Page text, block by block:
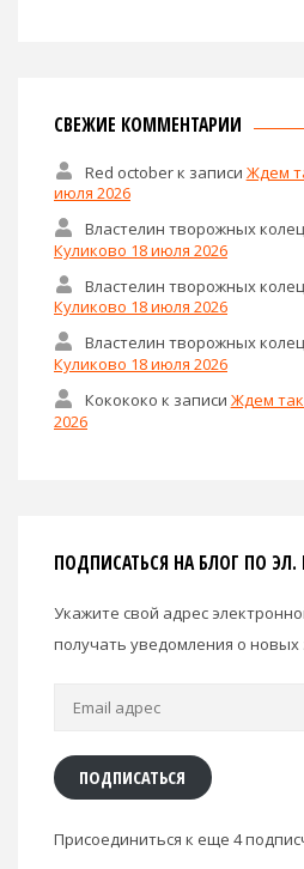
СВЕЖИЕ КОММЕНТАРИИ
Red octoberк записи Ждем
июля 2026
Властелин творожных колец
Куликово 18 июля 2026
Властелин творожных колец
Куликово 18 июля 2026
Властелин творожных колец
Куликово 18 июля 2026
Кокококо к записи Ждем
2026
ПОДПИСАТЬСЯ НА БЛОГ ПО ЭЛ.
Укажите свой адрес
получать уведомления о новых
Email
ПОДПИСАТЬСЯ
Присоединиться к еще 4